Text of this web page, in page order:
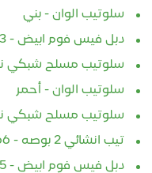
سلوتيب الوان - بني
دبل فيس فوم ابيض - 3 سم
سلوتيب مسلح شبكي
سلوتيب الوان - أحمر
سلوتيب مسلح شبكي
تيب انشائي 2 بوصه - 66 يارده
دبل فيس فوم ابيض - 5 سم